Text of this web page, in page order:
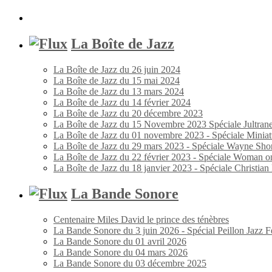
La Boîte de Jazz
La Boîte de Jazz du 26 juin 2024
La Boîte de Jazz du 15 mai 2024
La Boîte de Jazz du 13 mars 2024
La Boîte de Jazz du 14 février 2024
La Boîte de Jazz du 20 décembre 2023
La Boîte de Jazz du 15 Novembre 2023 Spéciale
La Boîte de Jazz du 01 novembre 2023 - Spéciale
La Boîte de Jazz du 29 mars 2023 - Spéciale Wayne
La Boîte de Jazz du 22 février 2023 - Spéciale Woman
La Boîte de Jazz du 18 janvier 2023 - Spéciale Christian
La Bande Sonore
Centenaire Miles David le prince des ténèbres
La Bande Sonore du 3 juin 2026 - Spécial Peillon Jazz
La Bande Sonore du 01 avril 2026
La Bande Sonore du 04 mars 2026
La Bande Sonore du 03 décembre 2025